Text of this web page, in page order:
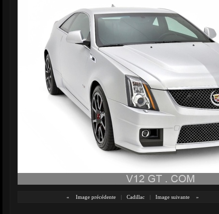
« Image précédente | Cadillac | Image suivante »